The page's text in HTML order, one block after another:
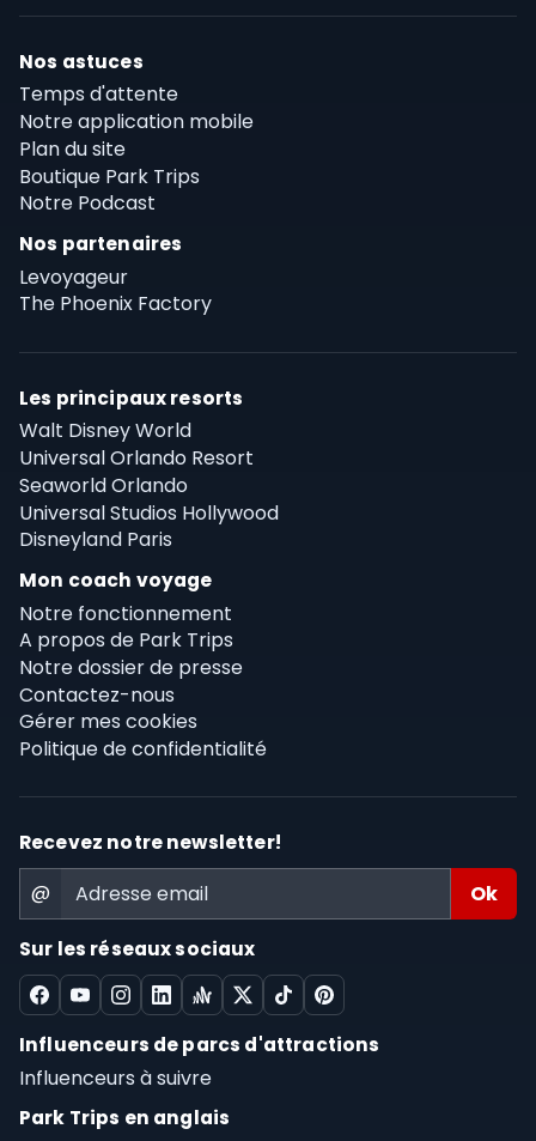
Nos astuces
Temps d'attente
Notre application mobile
Plan du site
Boutique Park Trips
Notre Podcast
Nos partenaires
Levoyageur
The Phoenix Factory
Les principaux resorts
Walt Disney World
Universal Orlando Resort
Seaworld Orlando
Universal Studios Hollywood
Disneyland Paris
Mon coach voyage
Notre fonctionnement
A propos de Park Trips
Notre dossier de presse
Contactez-nous
Gérer mes cookies
Politique de confidentialité
Recevez notre newsletter!
@
Sur les réseaux sociaux
Influenceurs de parcs d'attractions
Influenceurs à suivre
Park Trips en anglais